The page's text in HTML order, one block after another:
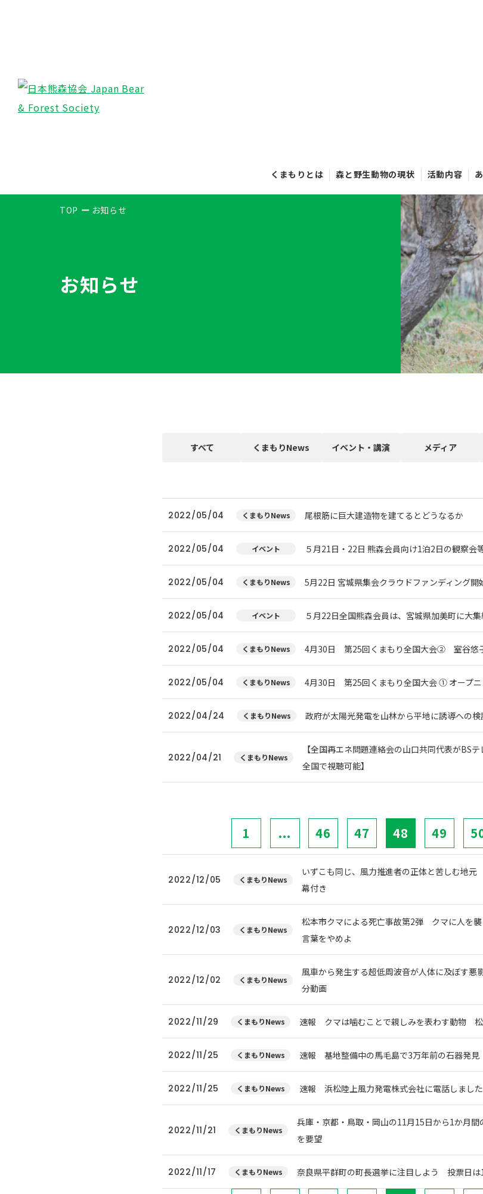
くまもりとは 森と野生動物の現状 活動内容
TOP お知らせ
お知らせ
すべて くまもりNews イベント・講演 メディア
2022/05/04 くまもりNews 尾根筋に巨大建造物を建てるとどうなるか
2022/05/04 イベント ５月21日・22日 熊森会員向け1泊2日の観察会
2022/05/04 くまもりNews 5月22日 宮城県集会クラウドファンディング開
2022/05/04 イベント ５月22日全国熊森会員は、宮城県加美町に大
2022/05/04 くまもりNews 4月30日 第25回くまもり全国大会② 室谷悠
2022/05/04 くまもりNews 4月30日 第25回くまもり全国大会 ① オープ
2022/04/24 くまもりNews 政府が太陽光発電を山林から平地に誘導への
2022/04/21 くまもりNews
【全国再エネ問題連絡会の山口共同代表が
全国で視聴可能】
1 ... 46 47 48 49
2022/12/05 くまもりNews
いずこも同じ、風力推進者の正体と苦しむ
幕付き
2022/12/03 くまもりNews
松本市クマによる死亡事故第2弾 クマに人を
言葉をやめよ
2022/12/02 くまもりNews
風車から発生する超低周波音が人体に及ぼす悪
分動画
2022/11/29 くまもりNews 速報 クマは噛むことで親しみを表わす動物 松
2022/11/25 くまもりNews 速報 基地整備中の馬毛島で3万年前の石器発見
2022/11/25 くまもりNews 速報 浜松陸上風力発電株式会社に電話しました
2022/11/21 くまもりNews
兵庫・京都・鳥取・岡山の11月15日から1か月
を要望
2022/11/17 くまもりNews 奈良県平群町の町長選挙に注目しよう 投票日は